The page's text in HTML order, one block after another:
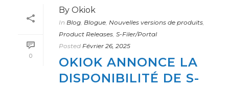
0
By Okiok
In Blog, Blogue, Nouvelles versions de produits,
Product Releases, S-Filer/Portal
Posted Février 26, 2025
OKIOK ANNONCE LA
DISPONIBILITÉ DE S-